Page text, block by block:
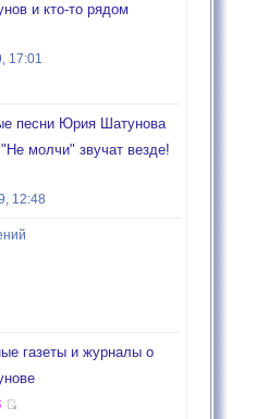
и кто-то рядом
17:01
песни Юрия Шатунова
молчи" звучат везде!
12:48
газеты и журналы о